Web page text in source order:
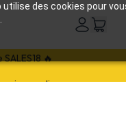
utilise des cookies pour
🔥